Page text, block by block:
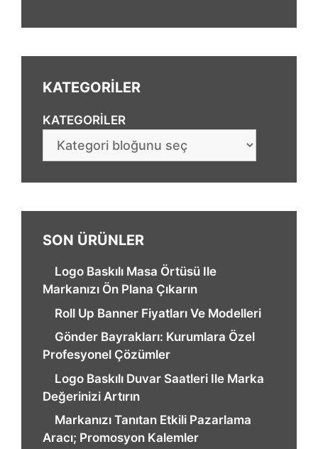
KATEGORİLER
KATEGORILER
SON ÜRÜNLER
Logo Baskılı Masa Örtüsü Ile
Markanızı Ön Plana Çıkarın
Roll Up Banner Fiyatları Ve Modelleri
Gönder Bayrakları: Kurumlara Özel
Profesyonel Çözümler
Logo Baskılı Duvar Saatleri Ile Marka
Değerinizi Artırın
Markanızı Tanıtan Etkili Pazarlama
Aracı; Promosyon Kalemler